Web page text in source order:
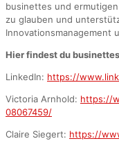
businettes und
zu glauben und
Innovationsmanagement
Hier findest du
LinkedIn: https://
Victoria Arnhold: https://
08067459/
Claire Siegert: https://